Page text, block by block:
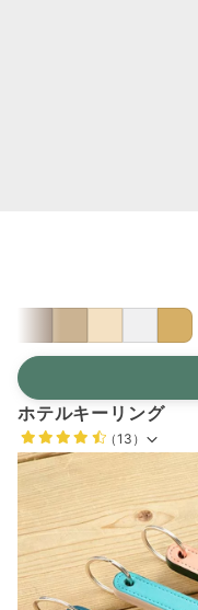
ホテルキーリング
（13）